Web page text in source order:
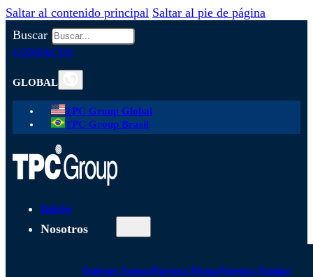
Saltar al contenido principal Saltar al pie de página
Buscar
CONTACTO
GLOBAL
TPC Group Global
TPC Group Brasil
Inicio
Nosotros
Quienes SomosNuestra FirmaNuestro Equipo